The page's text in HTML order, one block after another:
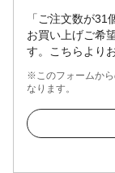
「ご注文数が
お買い上げご希
す。こちらより
※このフォームから
なります。